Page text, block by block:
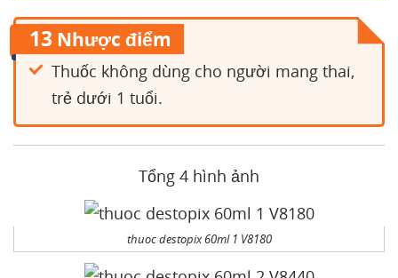
13 Nhược điểm
Thuốc không dùng cho người mang thai,
trẻ dưới 1 tuổi.
Tổng 4 hình ảnh
thuoc destopix 60ml 1 V8180